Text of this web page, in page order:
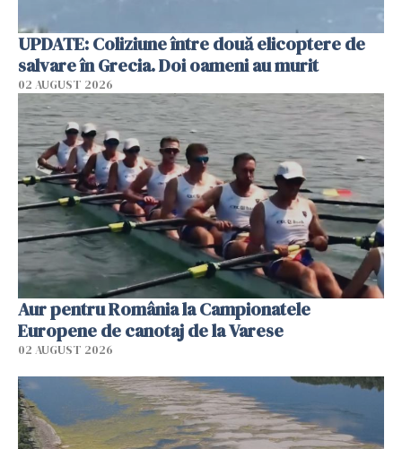
UPDATE: Coliziune între două elicoptere de
salvare în Grecia. Doi oameni au murit
02 AUGUST 2026
Aur pentru România la Campionatele
Europene de canotaj de la Varese
02 AUGUST 2026